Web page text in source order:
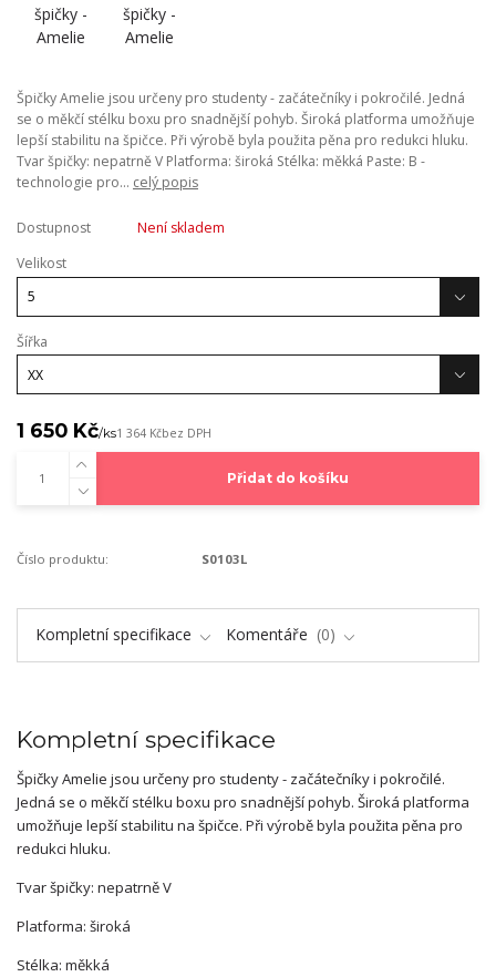
Špičky Amelie jsou určeny pro studenty - začátečníky i pokročilé. Jedná
se o měkčí stélku boxu pro snadnější pohyb. Široká platforma umožňuje
lepší stabilitu na špičce. Při výrobě byla použita pěna pro redukci hluku.
Tvar špičky: nepatrně V Platforma: široká Stélka: měkká Paste: B -
technologie pro... celý popis
Dostupnost
Není skladem
Velikost
Šířka
1 650 Kč/ks1 364 Kčbez DPH
Přidat do košíku
Číslo produktu: S0103L
Kompletní specifikace Komentáře 0
Kompletní specifikace
Špičky Amelie jsou určeny pro studenty - začátečníky i pokročilé.
Jedná se o měkčí stélku boxu pro snadnější pohyb. Široká platforma
umožňuje lepší stabilitu na špičce. Při výrobě byla použita pěna pro
redukci hluku.
Tvar špičky: nepatrně V
Platforma: široká
Stélka: měkká